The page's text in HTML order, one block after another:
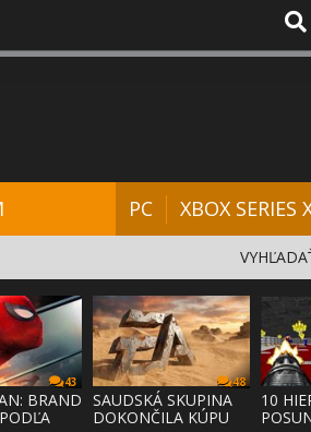
PC XBOX SERIES
43
BRAND
48
SAUDSKÁ SKUPINA
DOKONČILA KÚPU
10